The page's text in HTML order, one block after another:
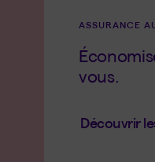
ASSURANCE
vous.
Découvrir